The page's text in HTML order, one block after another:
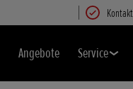
Kontakt
Angebote Service